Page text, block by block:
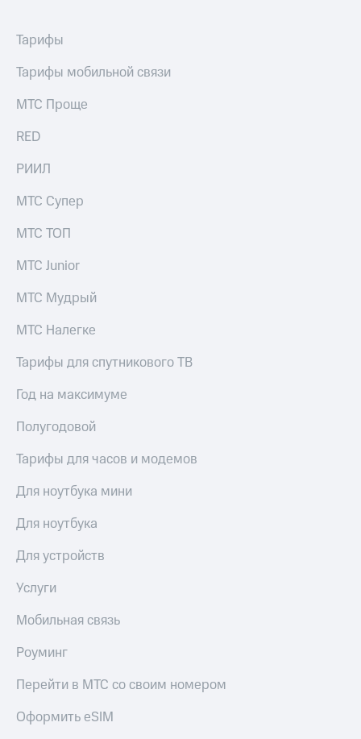
Тарифы
Тарифы мобильной связи
МТС Проще
RED
РИИЛ
МТС Супер
МТС ТОП
МТС Junior
МТС Мудрый
МТС Налегке
Тарифы для спутникового ТВ
Год на максимуме
Полугодовой
Тарифы для часов и модемов
Для ноутбука мини
Для ноутбука
Для устройств
Услуги
Мобильная связь
Роуминг
Перейти в МТС со своим номером
Оформить eSIM